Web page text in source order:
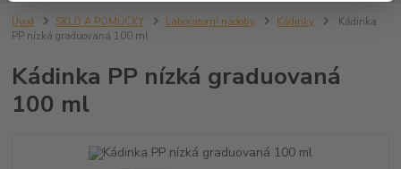
Úvod SKLO A POMŮCKY Laboratorní nádoby Kádinky
Kádinka
PP nízká graduovaná 100 ml
Kádinka PP nízká graduovaná
100 ml